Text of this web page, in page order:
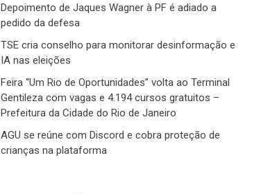
Depoimento de Jaques Wagner à PF é adiado a
pedido da defesa
TSE cria conselho para monitorar desinformação e
IA nas eleições
Feira “Um Rio de Oportunidades” volta ao Terminal
Gentileza com vagas e 4.194 cursos gratuitos –
Prefeitura da Cidade do Rio de Janeiro
AGU se reúne com Discord e cobra proteção de
crianças na plataforma